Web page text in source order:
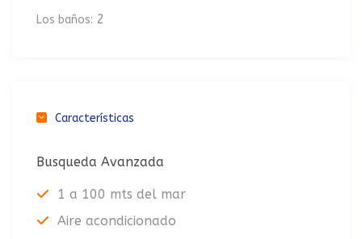
Los baños: 2
Características
Busqueda Avanzada
1 a 100 mts del mar
Aire acondicionado